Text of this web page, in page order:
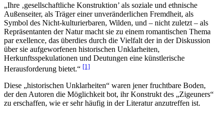
„Ihre ‚gesellschaftliche Konstruktion’ als soziale und ethnische
Außenseiter, als Träger einer unveränderlichen Fremdheit, als
Symbol des Nicht-kulturierbaren, Wilden, und – nicht zuletzt – als
Repräsentanten der Natur macht sie zu einem romantischen Thema
par exellence, das überdies durch die Vielfalt der in der Diskussion
über sie aufgeworfenen historischen Unklarheiten,
Herkunftsspekulationen und Deutungen eine künstlerische
Herausforderung bietet.“ [1]
Diese „historischen Unklarheiten“ waren jener fruchtbare Boden,
der den Autoren die Möglichkeit bot, ihr Konstrukt des „Zigeuners“
zu erschaffen, wie er sehr häufig in der Literatur anzutreffen ist.